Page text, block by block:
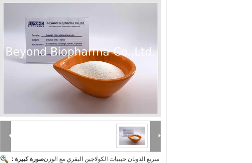
صورة كبيرة :سريع الذوبان حبيبات الكولاجين البقري مع الوزن